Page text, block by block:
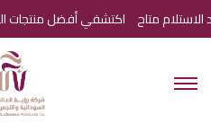
متاح اكتشفي أفضل منتجات